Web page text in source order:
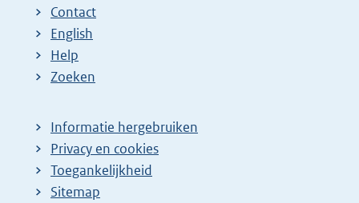
Contact
English
Help
Zoeken
Informatie hergebruiken
Privacy en cookies
Toegankelijkheid
Sitemap